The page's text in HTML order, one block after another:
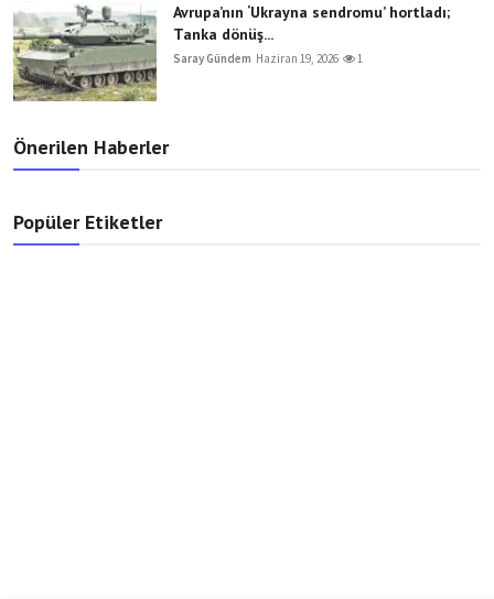
Avrupa’nın ‘Ukrayna sendromu’ hortladı;
Tanka dönüş...
Saray Gündem Haziran 19, 2026 1
Önerilen Haberler
Popüler Etiketler